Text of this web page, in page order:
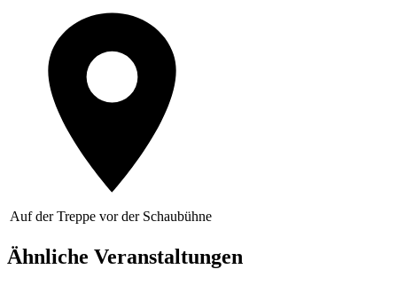
Auf der Treppe vor der Schaubühne
Ähnliche Veranstaltungen